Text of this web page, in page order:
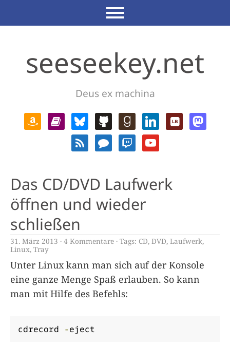
seeseekey.net
Deus ex machina
Das CD/DVD Laufwerk
öffnen und wieder
schließen
31. März 2013 4 Kommentare Tags: CD, DVD, Laufwerk,
Linux, Tray
Unter Linux kann man sich auf der Konsole
eine ganze Menge Spaß erlauben. So kann
man mit Hilfe des Befehls:
cdrecord -eject